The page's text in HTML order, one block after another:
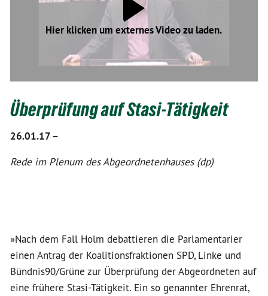
Hier klicken um externes Video zu laden.
Überprüfung auf Stasi-Tätigkeit
26.01.17 –
Rede im Plenum des Abgeordnetenhauses (dp)
»Nach dem Fall Holm debattieren die Parlamentarier
einen Antrag der Koalitionsfraktionen SPD, Linke und
Bündnis90/Grüne zur Überprüfung der Abgeordneten auf
eine frühere Stasi-Tätigkeit. Ein so genannter Ehrenrat,